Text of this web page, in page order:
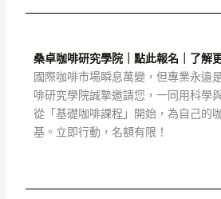
桑卓咖啡研究學院｜點此報名｜了解
國際咖啡市場瞬息萬變，但專業永遠
啡研究學院誠摯邀請您，一同用科學
從「基礎咖啡課程」開始，為自己的
基。立即行動，名額有限！